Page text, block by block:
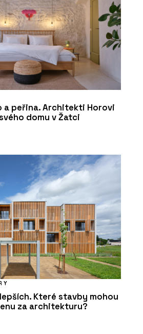
a peřina. Architekti Horovi
domu v Žatci
Které stavby mohou
za architekturu?